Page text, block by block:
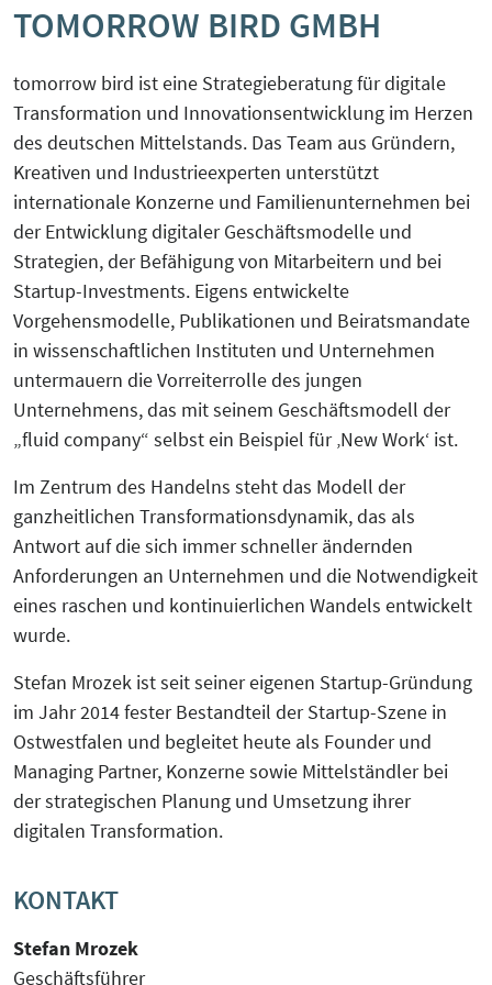
TOMORROW BIRD GMBH
tomorrow bird ist eine Strategieberatung für digitale
Transformation und Innovationsentwicklung im Herzen
des deutschen Mittelstands. Das Team aus Gründern,
Kreativen und Industrieexperten unterstützt
internationale Konzerne und Familienunternehmen bei
der Entwicklung digitaler Geschäftsmodelle und
Strategien, der Befähigung von Mitarbeitern und bei
Startup-Investments. Eigens entwickelte
Vorgehensmodelle, Publikationen und Beiratsmandate
in wissenschaftlichen Instituten und Unternehmen
untermauern die Vorreiterrolle des jungen
Unternehmens, das mit seinem Geschäftsmodell der
„fluid company“ selbst ein Beispiel für ‚New Work‘ ist.
Im Zentrum des Handelns steht das Modell der
ganzheitlichen Transformationsdynamik, das als
Antwort auf die sich immer schneller ändernden
Anforderungen an Unternehmen und die Notwendigkeit
eines raschen und kontinuierlichen Wandels entwickelt
wurde.
Stefan Mrozek ist seit seiner eigenen Startup-Gründung
im Jahr 2014 fester Bestandteil der Startup-Szene in
Ostwestfalen und begleitet heute als Founder und
Managing Partner, Konzerne sowie Mittelständler bei
der strategischen Planung und Umsetzung ihrer
digitalen Transformation.
KONTAKT
Stefan Mrozek
Geschäftsführer
KreisEL
SchuBS® - Schule und Betrieb am
Samstag
5G4Industry (ausgelaufen)
DeSiRe-NG (ausgelaufen)
DualStrat (ausgelaufen)
KoTeBi (ausgelaufen)
progressivKI (ausgelaufen)
Kreislaufwirtschaft-Frugale Innovation-
Regeneratives Wirtschaften
Peer Group zur EU Taxonomie
Verordnung mit Unternehmen und
Finanzakteuren aus OWL
Social-Media-Sprechtage
Website-Check OWL